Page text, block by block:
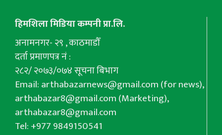
हिमशिला मिडिया कम्पनी प्रा.लि.
अनामनगर- २९ , काठमाडौँ
दर्ता प्रमाणपत्र नं :
२८२/ २०७३/०७४ सूचना बिभाग
Email:arthabazarnews@gmail.com(for news),
arthabazar8@gmail.com(Marketing),
arthabazar8@gmail.com
Tel: +977 9849150541